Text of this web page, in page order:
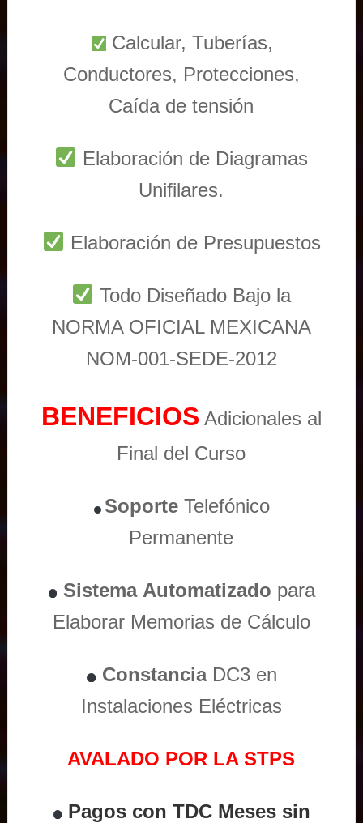
Calcular, Tuberías,
Conductores, Protecciones,
Caída de tensión
Elaboración de Diagramas
Unifilares.
Elaboración de Presupuestos
Todo Diseñado Bajo la
NORMA OFICIAL MEXICANA
NOM-001-SEDE-2012
BENEFICIOS Adicionales al
Final del Curso
Soporte Telefónico
Permanente
Sistema Automatizado para
Elaborar Memorias de Cálculo
ConstanciaDC3 en
Instalaciones Eléctricas
AVALADO POR LA STPS
Pagos con TDC Meses sin